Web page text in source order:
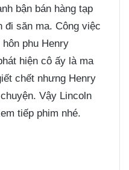
bận bán hàng tạp
đi săn ma. Công việc
phu Henry
hiện cô ấy là ma
chết nhưng Henry
Vậy Lincoln
tiếp phim nhé.